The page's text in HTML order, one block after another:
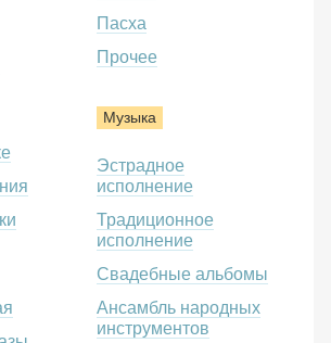
Пасха
Прочее
Музыка
Эстрадное
исполнение
Традиционное
исполнение
Свадебные альбомы
Ансамбль народных
инструментов